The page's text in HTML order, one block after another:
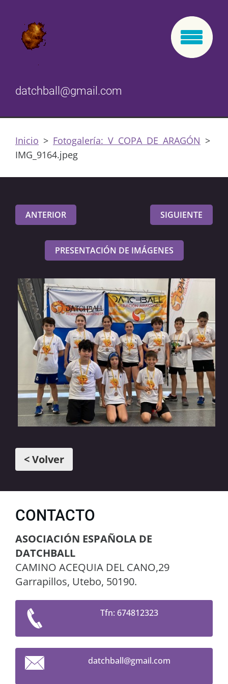
datchball@gmail.com
Inicio > Fotogalería: V COPA DE ARAGÓN >
IMG_9164.jpeg
ANTERIOR SIGUIENTE
PRESENTACIÓN DE IMÁGENES
< Volver
CONTACTO
ASOCIACIÓN ESPAÑOLA DE
DATCHBALL
CAMINO ACEQUIA DEL CANO,29
Garrapillos, Utebo, 50190.
Tfn: 674812323
datchball@gmail.com